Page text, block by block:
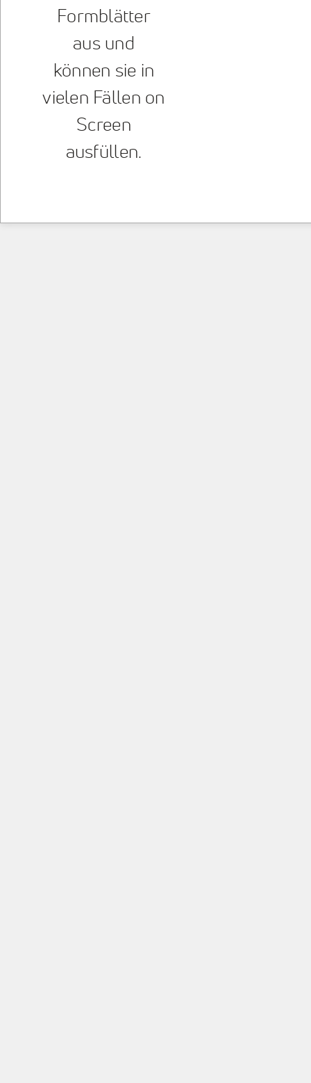
Formblätter
aus und
können sie in
vielen Fällen on
Screen
ausfüllen.